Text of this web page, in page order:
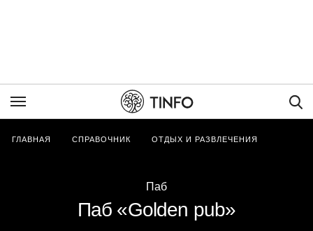
ГЛАВНАЯ СПРАВОЧНИК ОТДЫХ И РАЗВЛЕЧЕНИЯ
Паб
Паб «Golden pub»